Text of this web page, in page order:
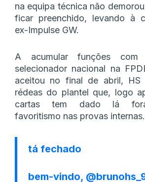
na equipa técnica não
ficar preenchido, levando à
ex-Impulse GW.
A acumular funções
selecionador nacional na
aceitou no final de abril, HS
rédeas do plantel que, logo
cartas tem dado lá
favoritismo nas provas internas.
tá fechado
bem-vindo,